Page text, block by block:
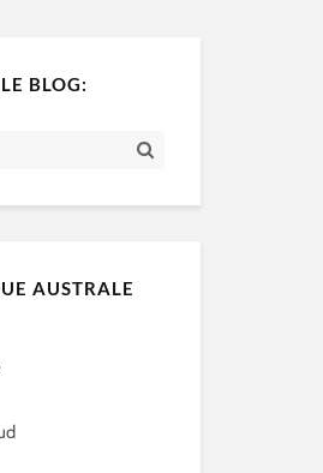
BLOG:
AUSTRALE